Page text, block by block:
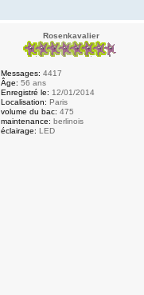
Rosenkavalier
Messages: 4417
Âge: 56 ans
Enregistré le: 12/01/2014
Localisation: Paris
volume du bac: 475
maintenance: berlinois
éclairage: LED